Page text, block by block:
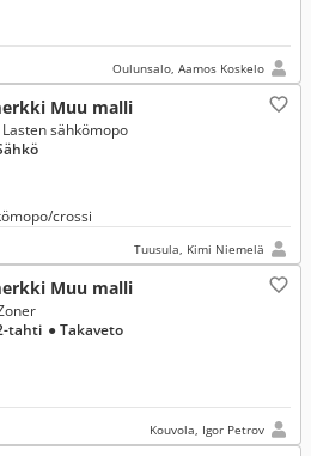
Oulunsalo, Aamos Koskelo
Muu malli
sähkömopo
crossi
Tuusula, Kimi Niemelä
Muu malli
tahti ● Takaveto
Kouvola, Igor Petrov